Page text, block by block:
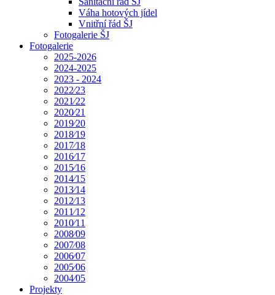
Váha hotových jídel
Vnitřní řád ŠJ
Fotogalerie ŠJ
Fotogalerie
2025-2026
2024-2025
2023 - 2024
2022⁄23
2021⁄22
2020⁄21
2019⁄20
2018⁄19
2017⁄18
2016⁄17
2015⁄16
2014⁄15
2013⁄14
2012⁄13
2011⁄12
2010⁄11
2008⁄09
2007⁄08
2006⁄07
2005⁄06
2004⁄05
Projekty